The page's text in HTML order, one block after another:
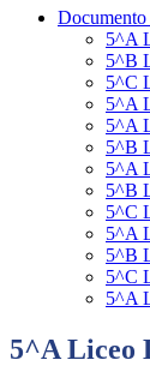
5^A
5^B
5^C
5^A
5^A
5^B
5^A
5^B
5^C
5^A
5^B
5^C
5^A
5^A Liceo